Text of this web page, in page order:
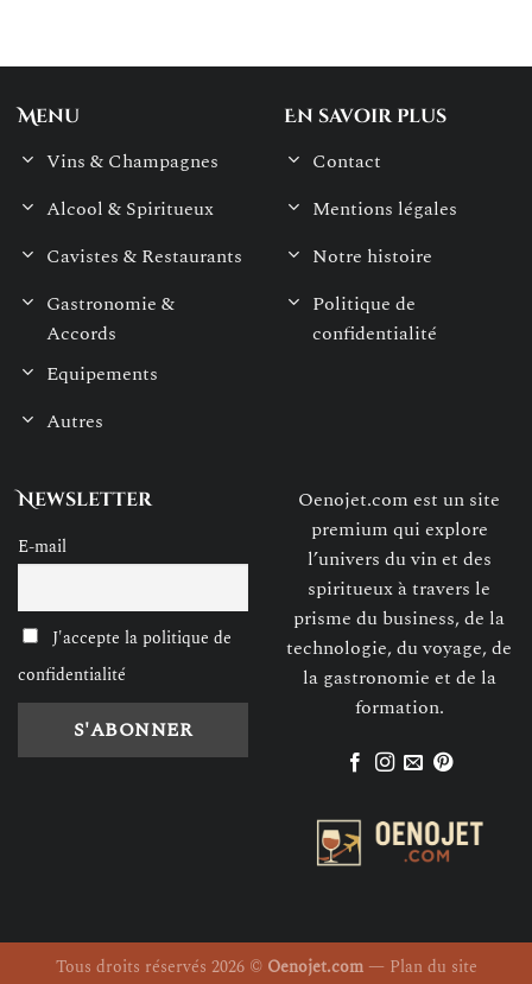
Menu
Vins & Champagnes
Alcool & Spiritueux
Cavistes & Restaurants
Gastronomie &
Accords
Equipements
Autres
En savoir plus
Contact
Mentions légales
Notre histoire
Politique de
confidentialité
Newsletter
E-mail
J'accepte la politique de
confidentialité
Oenojet.com est un site
premium qui explore
l’univers du vin et des
spiritueux à travers le
prisme du business, de la
technologie, du voyage, de
la gastronomie et de la
formation.
Tous droits réservés 2026 © Oenojet.com— Plan du site